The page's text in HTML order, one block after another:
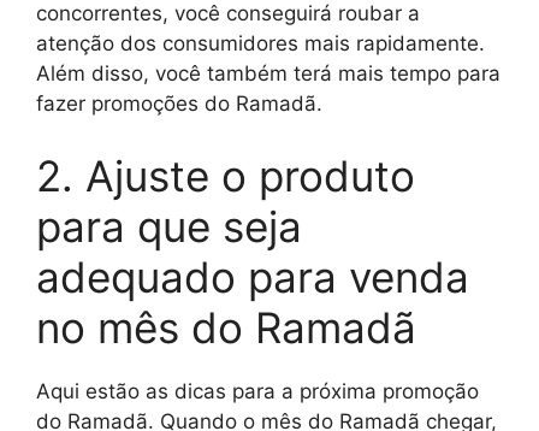
concorrentes, você conseguirá roubar a
atenção dos consumidores mais rapidamente.
Além disso, você também terá mais tempo para
fazer promoções do Ramadã.
2. Ajuste o produto
para que seja
adequado para venda
no mês do Ramadã
Aqui estão as dicas para a próxima promoção
do Ramadã. Quando o mês do Ramadã chegar,